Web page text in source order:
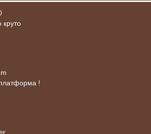
круто
!